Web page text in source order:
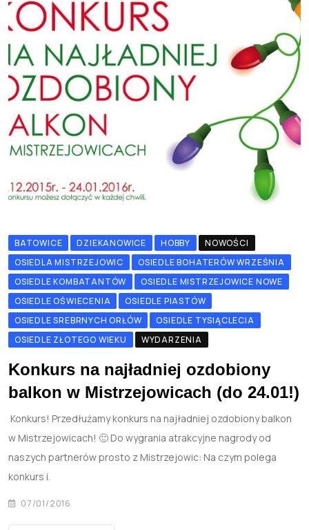
BATOWICE DZIEKANOWICE HOBBY
NOWOŚCI
OSIEDLA MISTRZEJOWIC
OSIEDLE BOHATERÓW WRZEŚNIA
OSIEDLE KOMBATANTÓW
OSIEDLE MISTRZEJOWICE NOWE
OSIEDLE OŚWIECENIA
OSIEDLE PIASTÓW
OSIEDLE SREBRNYCH ORŁÓW
OSIEDLE TYSIĄCLECIA
OSIEDLE ZŁOTEGO WIEKU
WYDARZENIA
Konkurs na najładniej ozdobiony
balkon w Mistrzejowicach (do 24.01!)
Konkurs! Przedłużamy konkurs na najładniej ozdobiony balkon
w Mistrzejowicach! 🙂 Do wygrania atrakcyjne nagrody od
naszych partnerów prosto z Mistrzejowic: Na czym polega
konkurs i.
07/01/2016